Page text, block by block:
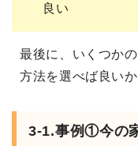
良い
最後に、いくつか
方法を選べば良い
3-1.事例①今の